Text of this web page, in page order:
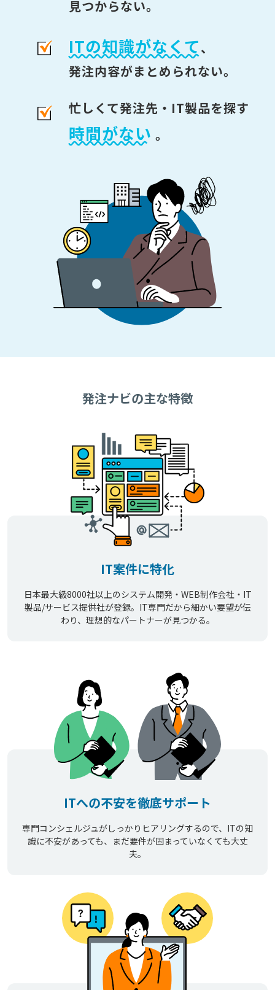
見つからない。
ITの知識がなくて、
発注内容がまとめられない。
忙しくて発注先・IT製品を探す
時間がない 。
発注ナビの主な特徴
IT案件に特化
日本最大級8000社以上のシステム開発・WEB制作会社・IT
製品/サービス提供社が登録。IT専門だから細かい要望が伝
わり、理想的なパートナーが見つかる。
ITへの不安を徹底サポート
専門コンシェルジュがしっかりヒアリングするので、ITの知
識に不安があっても、まだ要件が固まっていなくても大丈
夫。